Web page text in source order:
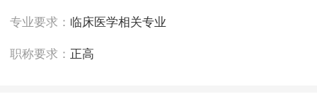
专业要求： 临床医学相关专业
职称要求： 正高